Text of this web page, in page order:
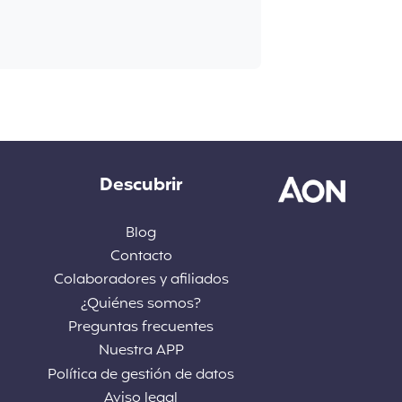
Descubrir
Blog
Contacto
Colaboradores y afiliados
¿Quiénes somos?
Preguntas frecuentes
Nuestra APP
Política de gestión de datos